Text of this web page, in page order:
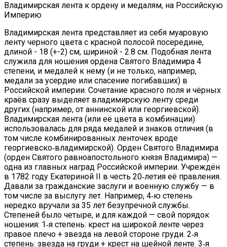
Владимирская лента к ордену и медалям, на Российскую
Империю
Владимирская лента представляет из себя муаровую
ленту черного цвета с красной полосой посередине,
длиной - 18 (+-2) см, шириной - 2.8 см. Подобная лента
служила для ношения ордена Святого Владимира 4
степени, и медалей к нему (и не только, например,
медали за усердие или спасение погибавших) в
Российской империи. Сочетание красного поля и чёрных
краёв сразу выделяет владимирскую ленту среди
других (например, от аннинской или георгиевской).
Владимирская лента (или её цвета в комбинации)
использовалась для ряда медалей и знаков отличия (в
том числе комбинированных ленточек вроде
георгиевско‑владимирской). Орден Святого Владимира
(орден Святого равноапостольного князя Владимира) —
одна из главных наград Российской империи. Учреждён
в 1782 году Екатериной II в честь 20‑летия её правления.
Давали за гражданские заслуги и военную службу — в
том числе за выслугу лет. Например, 4‑ю степень
нередко вручали за 35 лет безупречной службы.
Степеней было четыре, и для каждой — свой порядок
ношения: 1‑я степень: крест на широкой ленте через
правое плечо + звезда на левой стороне груди. 2‑я
степень: звезда на груди + крест на шейной ленте. 3‑я